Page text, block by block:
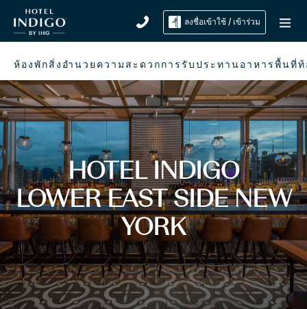
ลงชื่อเข้าใช้ / เข้าร่วม
ห้องพักสิ่งอำนวยความสะดวกการรับประทานอาหารพื้นที่ท้
HOTEL INDIGO
LOWER EAST SIDE NEW
YORK